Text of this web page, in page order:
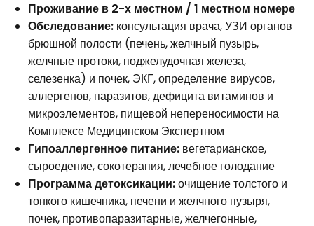
Проживание в 2-х местном / 1 местном номере
Обследование: консультация врача, УЗИ органов
брюшной полости (печень, желчный пузырь,
желчные протоки, поджелудочная железа,
селезенка) и почек, ЭКГ, определение вирусов,
аллергенов, паразитов, дефицита витаминов и
микроэлементов, пищевой непереносимости на
Комплексе Медицинском Экспертном
Гипоаллергенное питание: вегетарианское,
сыроедение, сокотерапия, лечебное голодание
Программа детоксикации:очищение толстого и
тонкого кишечника, печени и желчного пузыря,
почек, противопаразитарные, желчегонные,